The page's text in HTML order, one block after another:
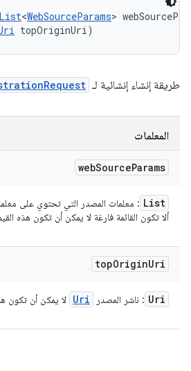
List<WebSourceParams>
topOriginUri)
طريقة إنشاء إنشائية لـ
المعلمات
webSourceParams
List : معلمات المصدر التي تحتوي على
ألا تكون القائمة فارغة لا يمكن أن تكون هذه
topOriginUri
Uri : ناشر المصدر Uri لا يمكن أن تكون